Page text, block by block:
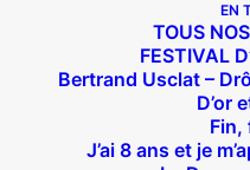
EN
TOUS
FESTIVAL
Bertrand Usclat –
D’or
Fin,
J’ai 8 ans et je